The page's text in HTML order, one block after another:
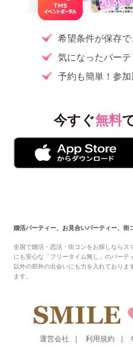
希望条件が保存
気になったパー
予約も簡単！参
今すぐ無料
婚活パーティー、お見合いパーティー、街
全国で婚活・恋活・街コンをお探しなら
にも安心な「フリータイム無し」のパー
以外の郊外の出会いにも力を入れており
ます。
運営会社 利用規約